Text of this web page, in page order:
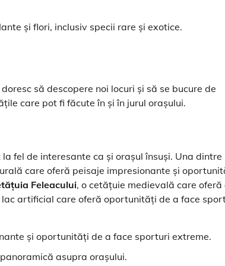
și flori, inclusiv specii rare și exotice.
să descopere noi locuri și să se bucure de
care pot fi făcute în și în jurul orașului.
fel de interesante ca și orașul însuși. Una dintre
care oferă peisaje impresionante și
Feleacului, o cetățuie medievală care oferă
lac artificial care oferă oportunități de a face
și oportunități de a face sporturi extreme.
asupra orașului.